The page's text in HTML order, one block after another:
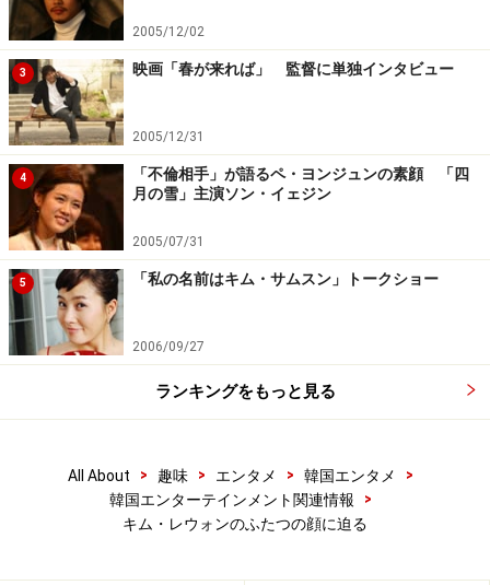
2005/12/02
3 映画「春が来れば」 監督に単独インタビュー
2005/12/31
4
「不倫相手」が語るペ・ヨンジュンの素顔 「四
月の雪」主演ソン・イェジン
2005/07/31
5 「私の名前はキム・サムスン」トークショー
2006/09/27
ランキングをもっと見る
All About > 趣味 > エンタメ > 韓国エンタメ
>
韓国エンターテインメント関連情報
>
キム・レウォンのふたつの顔に迫る